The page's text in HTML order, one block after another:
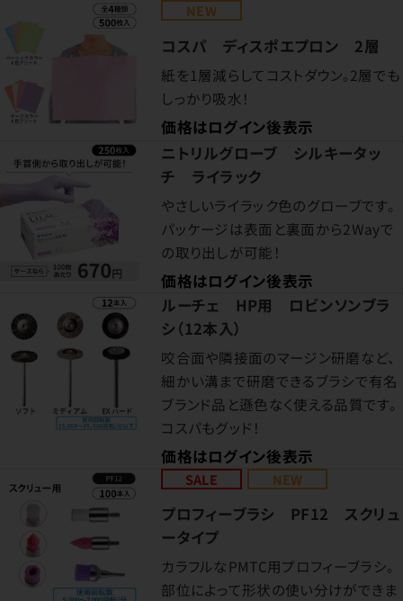
NEW
コスパ ディスポエプロン 2層
紙を1層減らしてコストダウン。2層でも
しっかり吸水！
価格はログイン後表示
ニトリルグローブ シルキータッ
チ ライラック
やさしいライラック色のグローブです。
パッケージは表面と裏面から2Wayで
の取り出しが可能！
価格はログイン後表示
ルーチェ HP用 ロビンソンブラ
シ（12本入）
咬合面や隣接面のマージン研磨など、
細かい溝まで研磨できるブラシで有名
ブランド品と遜色なく使える品質です。
コスパもグッド！
価格はログイン後表示
SALE NEW
プロフィーブラシ PF12 スクリュ
ータイプ
カラフルなPMTC用プロフィーブラシ。
部位によって形状の使い分けができま